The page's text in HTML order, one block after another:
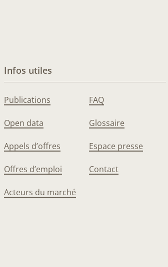
Infos utiles
Publications
Open data
Appels d’offres
Offres d’emploi
Acteurs du marché
FAQ
Glossaire
Espace presse
Contact